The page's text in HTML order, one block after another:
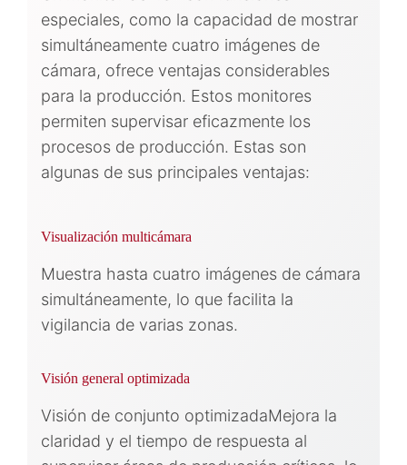
especiales, como la capacidad de mostrar
simultáneamente cuatro imágenes de
cámara, ofrece ventajas considerables
para la producción. Estos monitores
permiten supervisar eficazmente los
procesos de producción. Estas son
algunas de sus principales ventajas:
Visualización multicámara
Muestra hasta cuatro imágenes de cámara
simultáneamente, lo que facilita la
vigilancia de varias zonas.
Visión general optimizada
Visión de conjunto optimizadaMejora la
claridad y el tiempo de respuesta al